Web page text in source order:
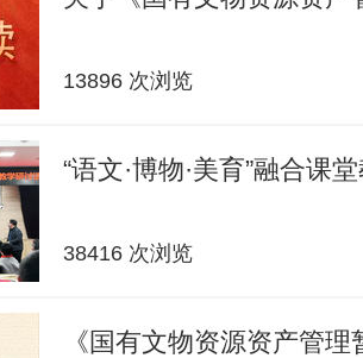
13896 次浏览
“语文·博物·美育”融合课
38416 次浏览
《国有文物资源资产管